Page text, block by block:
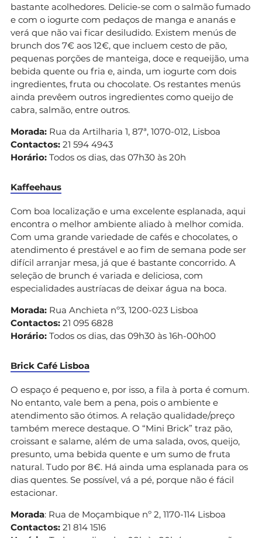
bastante acolhedores. Delicie-se com o salmão fumado
e com o iogurte com pedaços de manga e ananás e
verá que não vai ficar desiludido. Existem menús de
brunch dos 7€ aos 12€, que incluem cesto de pão,
pequenas porções de manteiga, doce e requeijão, uma
bebida quente ou fria e, ainda, um iogurte com dois
ingredientes, fruta ou chocolate. Os restantes menús
ainda prevêem outros ingredientes como queijo de
cabra, salmão, entre outros.
Morada: Rua da Artilharia 1, 87ª, 1070-012, Lisboa
Contactos: 21 594 4943
Horário: Todos os dias, das 07h30 às 20h
Kaffeehaus
Com boa localização e uma excelente esplanada, aqui
encontra o melhor ambiente aliado à melhor comida.
Com uma grande variedade de cafés e chocolates, o
atendimento é prestável e ao fim de semana pode ser
difícil arranjar mesa, já que é bastante concorrido. A
seleção de brunch é variada e deliciosa, com
especialidades austríacas de deixar água na boca.
Morada: Rua Anchieta nº3, 1200-023 Lisboa
Contactos: 21 095 6828
Horário: Todos os dias, das 09h30 às 16h-00h00
Brick Café Lisboa
O espaço é pequeno e, por isso, a fila à porta é comum.
No entanto, vale bem a pena, pois o ambiente e
atendimento são ótimos. A relação qualidade/preço
também merece destaque. O “Mini Brick” traz pão,
croissant e salame, além de uma salada, ovos, queijo,
presunto, uma bebida quente e um sumo de fruta
natural. Tudo por 8€. Há ainda uma esplanada para os
dias quentes. Se possível, vá a pé, porque não é fácil
estacionar.
Morada: Rua de Moçambique nº 2, 1170-114 Lisboa
Contactos: 21 814 1516